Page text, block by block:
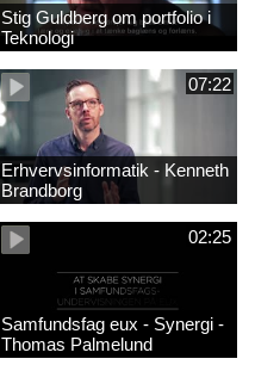
Stig Guldberg om portfolio i
Teknologi
07:22
Erhvervsinformatik - Kenneth
Brandborg
02:25
Samfundsfag eux - Synergi -
Thomas Palmelund